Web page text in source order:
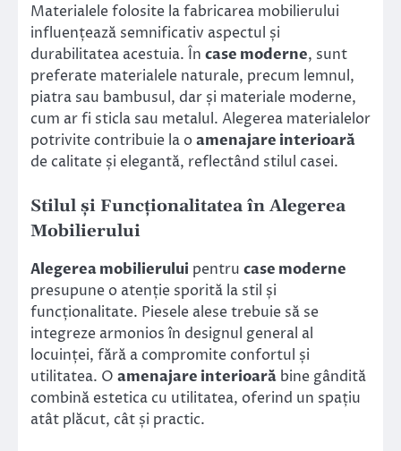
Materialele folosite la fabricarea mobilierului
influențează semnificativ aspectul și
durabilitatea acestuia. În case moderne, sunt
preferate materialele naturale, precum lemnul,
piatra sau bambusul, dar și materiale moderne,
cum ar fi sticla sau metalul. Alegerea materialelor
potrivite contribuie la oamenajare interioară
de calitate și elegantă, reflectând stilul casei.
Stilul și Funcționalitatea în Alegerea
Mobilierului
Alegerea mobilierului pentru case moderne
presupune o atenție sporită la stil și
funcționalitate. Piesele alese trebuie să se
integreze armonios în designul general al
locuinței, fără a compromite confortul și
utilitatea. O amenajare interioară bine gândită
combină estetica cu utilitatea, oferind un spațiu
atât plăcut, cât și practic.